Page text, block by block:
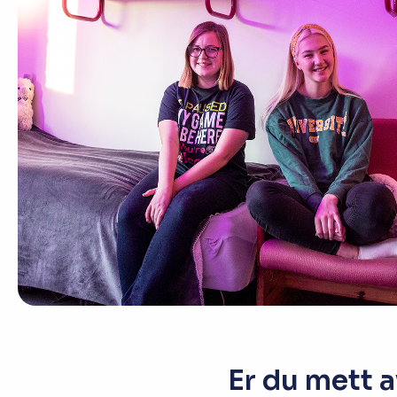
Radio, TV og Innholdsproduksjon
Sportsjournalistikk og idrett
Halvårskurs
Tilrettelagt linje
Foto og Japan
Er du mett